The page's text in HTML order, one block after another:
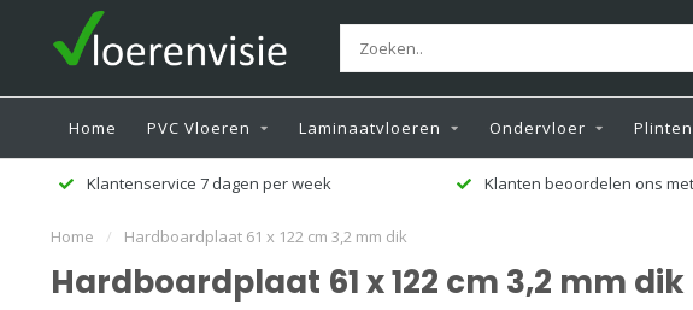
Home PVC Vloeren Laminaatvloeren Ondervloer Plinten
Klanten beoordelen ons met een 9,5 Geleverd tot aan de
Home / Hardboardplaat 61 x 122 cm 3,2 mm dik
Hardboardplaat 61 x 122 cm 3,2 mm dik